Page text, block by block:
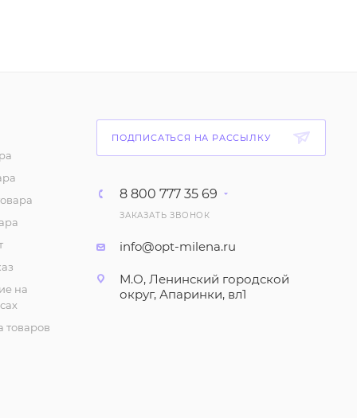
Тапочки "На
резиновой подошве",
женские (р-р 36-40)
Тапочки женские,
на
товаров
ПОДПИСАТЬСЯ НА РАССЫЛКУ
8 800 777 35 69
ЗАКАЗАТЬ ЗВОНОК
info@opt-milena.ru
М.О, Ленинский городской
округ, Апаринки, вл1